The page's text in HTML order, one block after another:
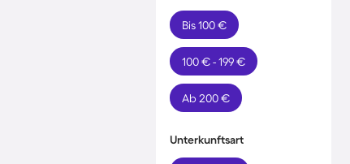
Bis 100 €
100 € - 199 €
Ab 200 €
Unterkunftsart